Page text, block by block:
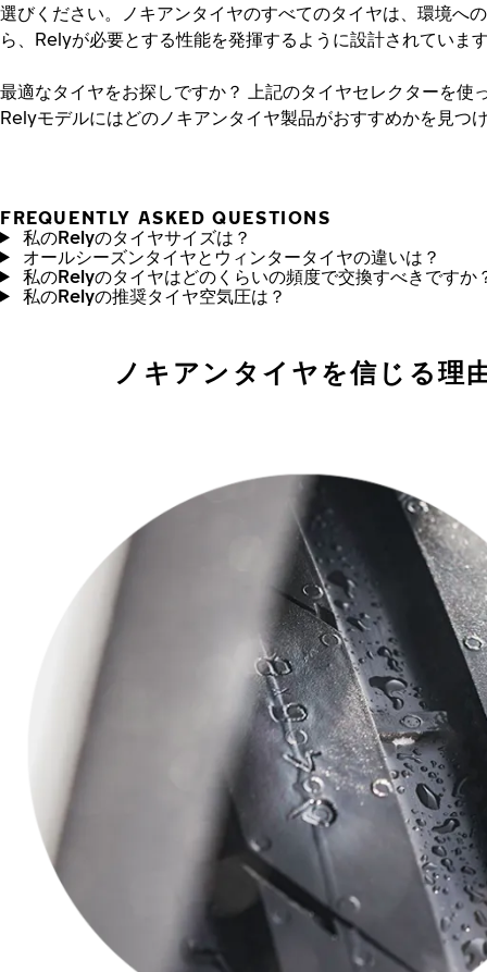
選びください。ノキアンタイヤのすべてのタイヤは、環境へ
ら、Relyが必要とする性能を発揮するように設計されていま
最適なタイヤをお探しですか？
上記のタイヤセレクターを使
Relyモデルにはどのノキアンタイヤ製品がおすすめかを見つ
FREQUENTLY ASKED QUESTIONS
私のRelyのタイヤサイズは？
オールシーズンタイヤとウィンタータイヤの違いは？
私のRelyのタイヤはどのくらいの頻度で交換すべきですか
私のRelyの推奨タイヤ空気圧は？
ノキアンタイヤを信じる理